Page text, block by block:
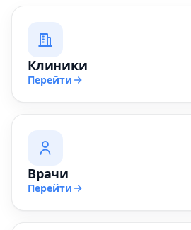
Клиники
Перейти
Врачи
Перейти